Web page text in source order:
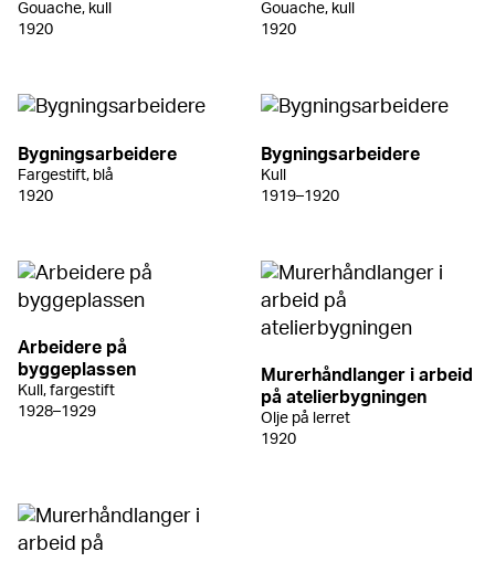
Gouache, kull
1920
Gouache, kull
1920
Bygningsarbeidere
Fargestift, blå
1920
Bygningsarbeidere
Kull
1919–1920
Arbeidere på
byggeplassen
Kull, fargestift
1928–1929
Murerhåndlanger i arbeid
på atelierbygningen
Olje på lerret
1920